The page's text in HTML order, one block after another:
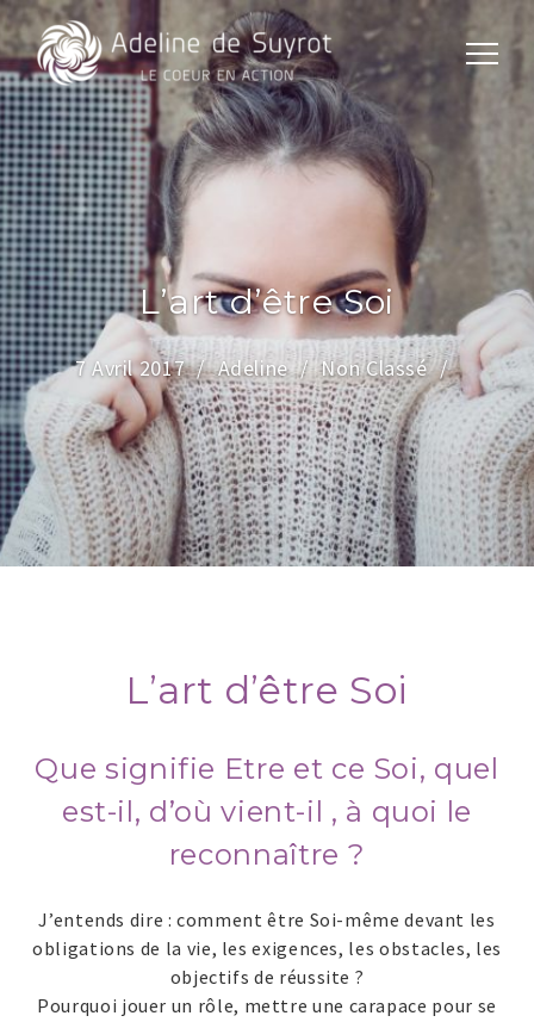
L’art d’être Soi
7 Avril 2017 Adeline Non Classé
L’art d’être Soi
Que signifie Etre et ce Soi, quel
est-il, d’où vient-il , à quoi le
reconnaître ?
J’entends dire : comment être Soi-même devant les
obligations de la vie, les exigences, les obstacles, les
objectifs de réussite ?
Pourquoi jouer un rôle, mettre une carapace pour se